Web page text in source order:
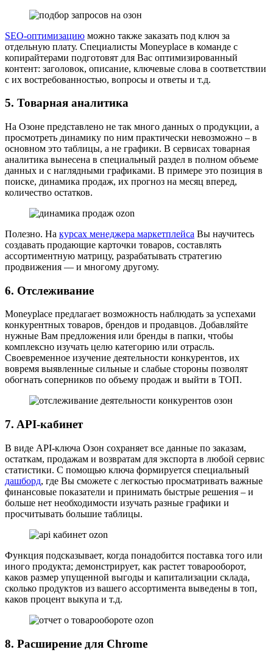
SEO-оптимизацию можно также заказать под ключ за
отдельную плату. Специалисты Moneyplace в команде с
копирайтерами подготовят для Вас оптимизированный
контент: заголовок, описание, ключевые слова в соответствии
с их востребованностью, вопросы и ответы и т.д.
5. Товарная аналитика
На Озоне представлено не так много данных о продукции, а
просмотреть динамику по ним практически невозможно – в
основном это таблицы, а не графики. В сервисах товарная
аналитика вынесена в специальный раздел в полном объеме
данных и с наглядными графиками. В примере это позиция в
поиске, динамика продаж, их прогноз на месяц вперед,
количество остатков.
Полезно. На курсах менеджера маркетплейса Вы научитесь
создавать продающие карточки товаров, составлять
ассортиментную матрицу, разрабатывать стратегию
продвижения — и многому другому.
6. Отслеживание
Moneyplace предлагает возможность наблюдать за успехами
конкурентных товаров, брендов и продавцов. Добавляйте
нужные Вам предложения или бренды в папки, чтобы
комплексно изучать целю категорию или отрасль.
Своевременное изучение деятельности конкурентов, их
вовремя выявленные сильные и слабые стороны позволят
обогнать соперников по объему продаж и выйти в ТОП.
7. API-кабинет
В виде API-ключа Озон сохраняет все данные по заказам,
остаткам, продажам и возвратам для экспорта в любой сервис
статистики. С помощью ключа формируется специальный
дашборд, где Вы сможете с легкостью просматривать важные
финансовые показатели и принимать быстрые решения – и
больше нет необходимости изучать разные графики и
просчитывать большие таблицы.
Функция подсказывает, когда понадобится поставка того или
иного продукта; демонстрирует, как растет товарооборот,
каков размер упущенной выгоды и капитализации склада,
сколько продуктов из вашего ассортимента выведены в топ,
каков процент выкупа и т.д.
8. Расширение для Chrome